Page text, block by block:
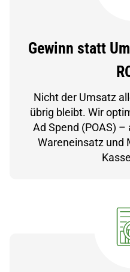
Gewinn statt
Nicht der Umsatz
übrig bleibt. Wir
Ad Spend (POAS)
Wareneinsatz und